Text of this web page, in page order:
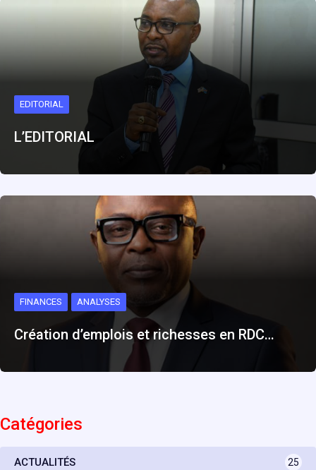
EDITORIAL
L’EDITORIAL
FINANCES ANALYSES
Création d’emplois et richesses en RDC…
Catégories
ACTUALITÉS 25